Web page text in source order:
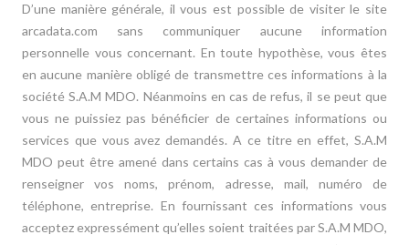
D’une manière générale, il vous est possible de visiter le site
arcadata.com sans communiquer aucune information
personnelle vous concernant. En toute hypothèse, vous êtes
en aucune manière obligé de transmettre ces informations à la
société S.A.M MDO. Néanmoins en cas de refus, il se peut que
vous ne puissiez pas bénéficier de certaines informations ou
services que vous avez demandés. A ce titre en effet, S.A.M
MDO peut être amené dans certains cas à vous demander de
renseigner vos noms, prénom, adresse, mail, numéro de
téléphone, entreprise. En fournissant ces informations vous
acceptez expressément qu’elles soient traitées par S.A.M MDO,